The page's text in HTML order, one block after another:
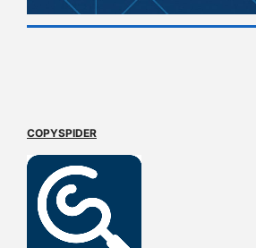
COPYSPIDER